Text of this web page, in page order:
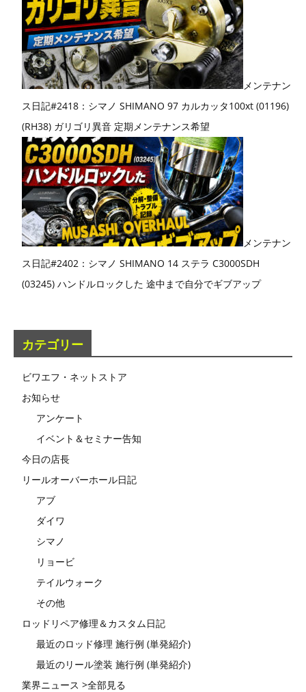
メンテナン
ス日記#2418：シマノ SHIMANO 97 カルカッタ100xt (01196)
(RH38) ガリゴリ異音 定期メンテナンス希望
メンテナン
ス日記#2402：シマノ SHIMANO 14 ステラ C3000SDH
(03245) ハンドルロックした 途中まで自分でギブアップ
カテゴリー
ビワエフ・ネットストア
お知らせ
アンケート
イベント＆セミナー告知
今日の店長
リールオーバーホール日記
アブ
ダイワ
シマノ
リョービ
テイルウォーク
その他
ロッドリペア修理＆カスタム日記
最近のロッド修理 施行例 (単発紹介)
最近のリール塗装 施行例 (単発紹介)
業界ニュース >全部見る